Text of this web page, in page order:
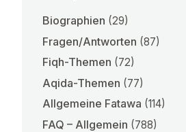
Biographien (29)
Fragen/Antworten (87)
Fiqh-Themen (72)
Aqida-Themen (77)
Allgemeine Fatawa (114)
FAQ – Allgemein (788)